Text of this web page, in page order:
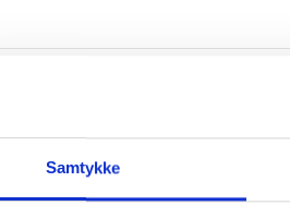
Samtykke